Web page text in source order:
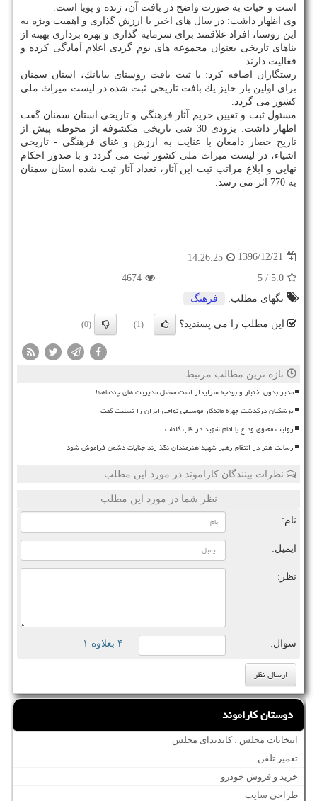
است و حیات به صورت واضح در بافت آن، زنده و پویا است.
وی اظهار داشت: در سال های اخیر با ارزش گذاری و اهمیت ویژه به
این روستا، افراد علاقمند برای سرمایه گذاری و بهره برداری بهینه از
بناهای تاریخی بعنوان مجموعه های بوم گردی اعلام آمادگی كرده و
فعالیت دارند.
رستگاران اضافه كرد: با ثبت بافت روستای بیابانك، استان سمنان
برای اولین بار حایز یك بافت تاریخی ثبت شده در لیست میراث ملی
كشور می گردد.
مسئول ثبت و تعیین حریم آثار فرهنگی و تاریخی استان سمنان گفت
اظهار داشت: بزودی 30 شی تاریخی مكشوفه از محوطه پیش از
تاریخ حصار دامغان با عنایت به ارزش و غنای فرهنگی - تاریخی
اشیاء، در لیست میراث ملی كشور ثبت می گردد و با صدور احكام
نهایی و ابلاغ مراتب ثبت این آثار، تعداد آثار ثبت شده استان سمنان
به 770 اثر می رسد.
1396/12/21
14:26:25
5.0
/ 5
4674
تگهای مطلب:
فرهنگ
این مطلب را می پسندید؟ (1)
(0)
تازه ترین مطالب مرتبط
مدیر بدون اختیار و بودجه سرایدار است معضل مدیریت های چندماهه!
پزشکیان درگذشت چهره ماندگار موسیقی نواحی ایران را تسلیت گفت
روایت معنوی وداع با امام شهید در قاب کلمات
رسالت هنر در انتقام رهبر شهید هنرمندان نگذارند جنایات دشمن فراموش شود
نظرات بینندگان کاراموند در مورد این مطلب
نظر شما در مورد این مطلب
نام:
ایمیل:
نظر:
سوال: = ۴ بعلاوه ۱
دوستان کاراموند
انتخابات مجلس ، کاندیدای مجلس
تعمیر تلفن
خرید و فروش خودرو
طراحی سایت